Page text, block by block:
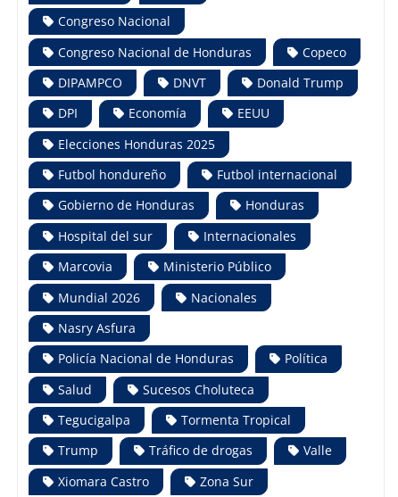
Congreso Nacional
Congreso Nacional de Honduras
Copeco
DIPAMPCO
DNVT
Donald Trump
DPI
Economía
EEUU
Elecciones Honduras 2025
Futbol hondureño
Futbol internacional
Gobierno de Honduras
Honduras
Hospital del sur
Internacionales
Marcovia
Ministerio Público
Mundial 2026
Nacionales
Nasry Asfura
Policía Nacional de Honduras
Política
Salud
Sucesos Choluteca
Tegucigalpa
Tormenta Tropical
Trump
Tráfico de drogas
Valle
Xiomara Castro
Zona Sur